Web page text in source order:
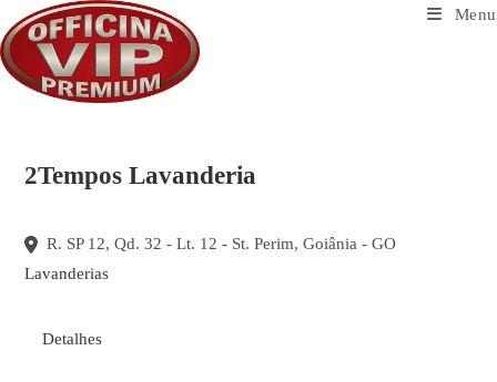
para
o
conteúdo
Menu
2Tempos Lavanderia
R. SP 12, Qd. 32 - Lt. 12 - St. Perim, Goiânia - GO
Lavanderias
Detalhes